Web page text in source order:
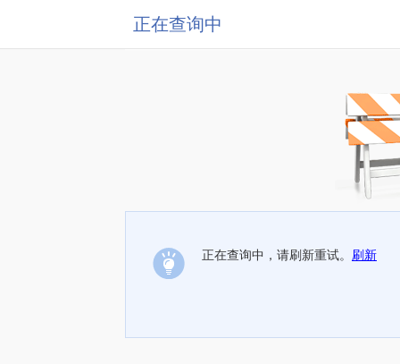
正在查询中
正在查询中，请刷新重试。 刷新